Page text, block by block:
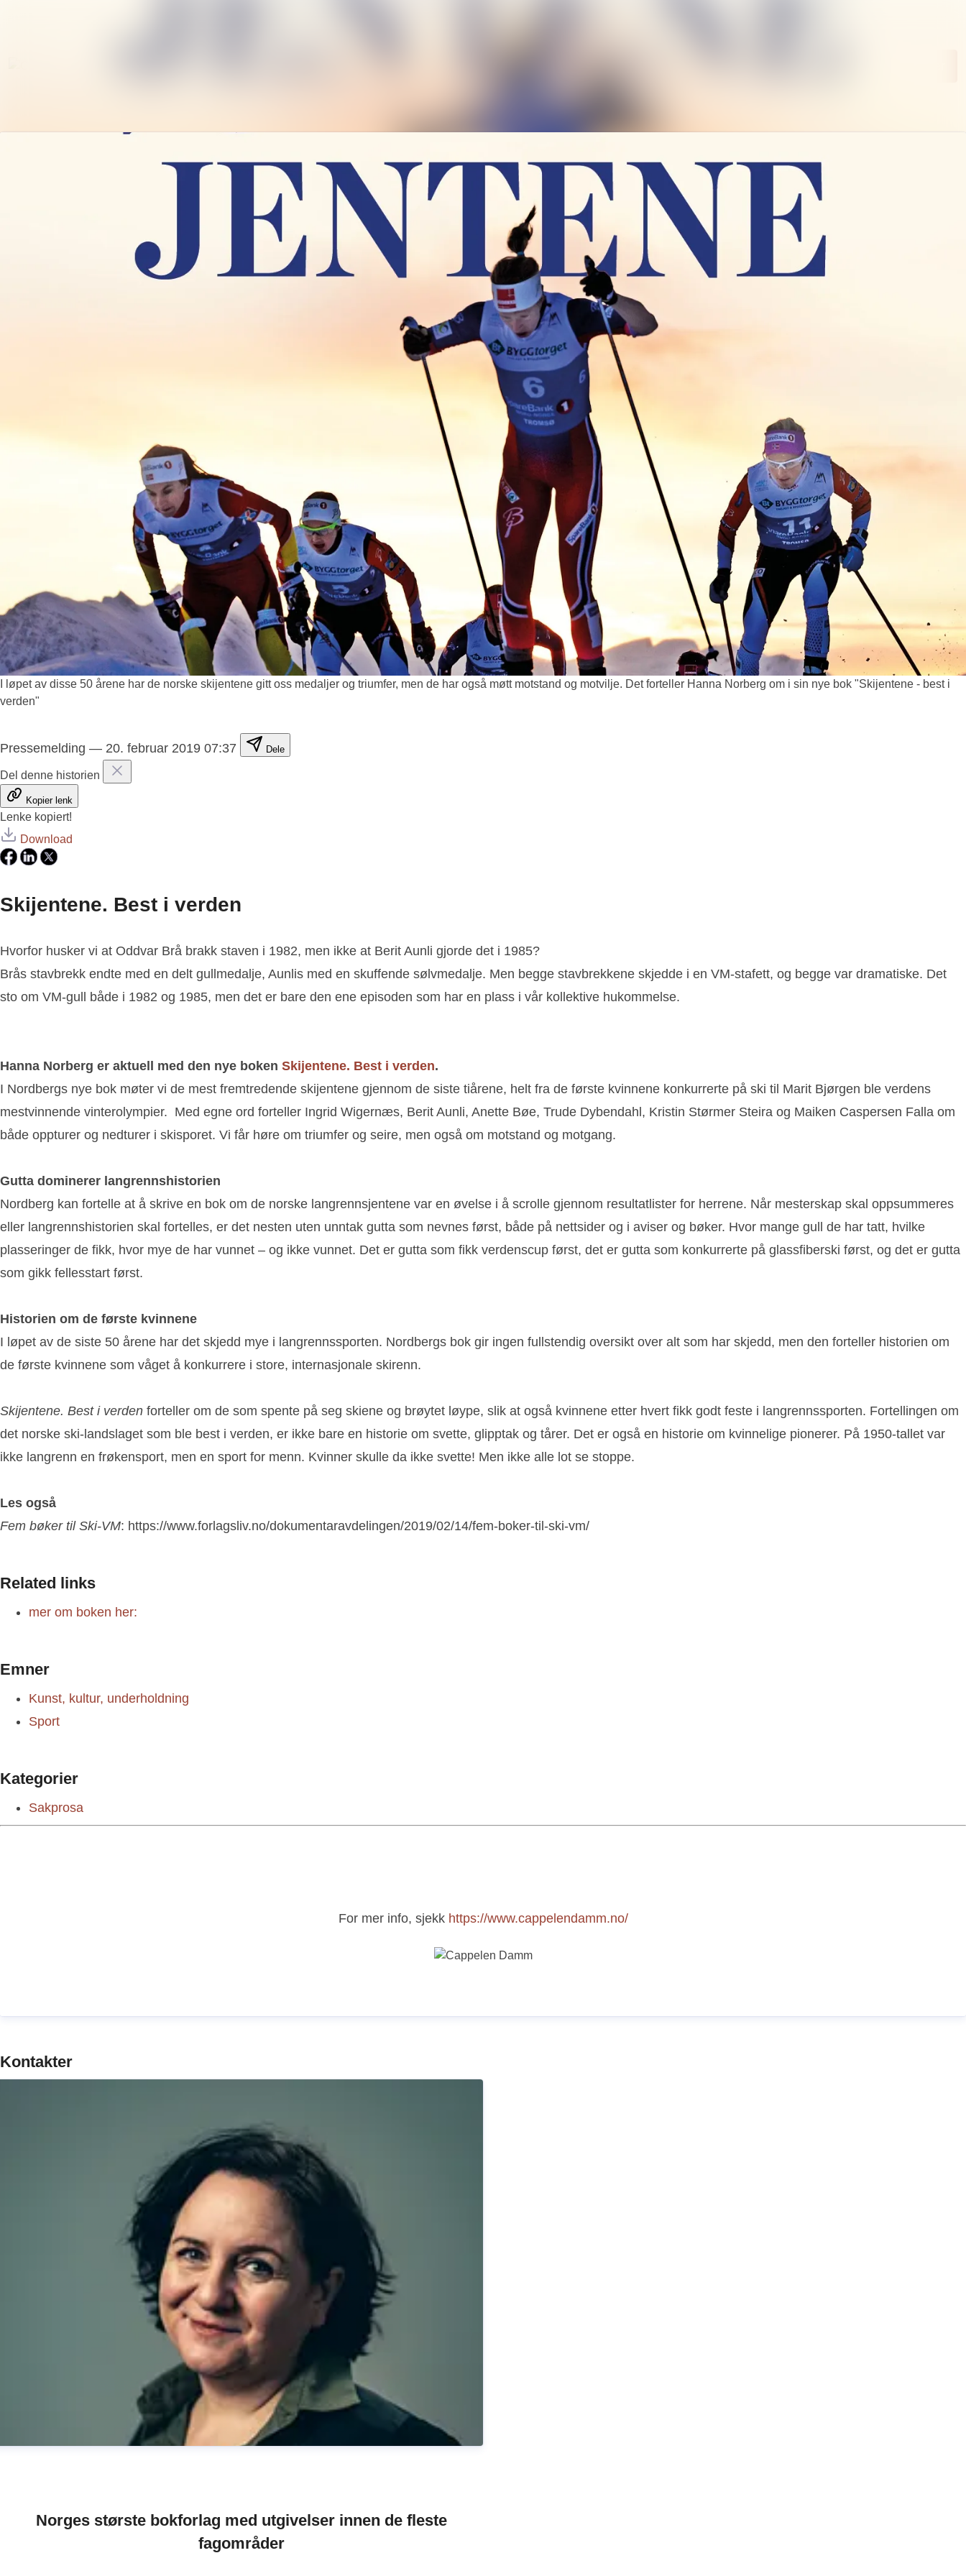
I løpet av disse 50 årene har de norske skijentene gitt oss medaljer og triumfer, men de har også møtt motstand og motvilje. Det forteller Hanna Norberg om i sin nye bok "Skijentene - best i
verden"
Pressemelding — 20. februar 2019 07:37 Dele
Del denne historien
Kopier lenk
Lenke kopiert!
Download
Skijentene. Best i verden
Hvorfor husker vi at Oddvar Brå brakk staven i 1982, men ikke at Berit Aunli gjorde det i 1985?
Brås stavbrekk endte med en delt gullmedalje, Aunlis med en skuffende sølvmedalje. Men begge stavbrekkene skjedde i en VM-stafett, og begge var dramatiske. Det
sto om VM-gull både i 1982 og 1985, men det er bare den ene episoden som har en plass i vår kollektive hukommelse.
Hanna Norberg er aktuell med den nye boken Skijentene. Best i verden.
I Nordbergs nye bok møter vi de mest fremtredende skijentene gjennom de siste tiårene, helt fra de første kvinnene konkurrerte på ski til Marit Bjørgen ble verdens
mestvinnende vinterolympier. Med egne ord forteller Ingrid Wigernæs, Berit Aunli, Anette Bøe, Trude Dybendahl, Kristin Størmer Steira og Maiken Caspersen Falla om
både oppturer og nedturer i skisporet. Vi får høre om triumfer og seire, men også om motstand og motgang.
Gutta dominerer langrennshistorien
Nordberg kan fortelle at å skrive en bok om de norske langrennsjentene var en øvelse i å scrolle gjennom resultatlister for herrene. Når mesterskap skal oppsummeres
eller langrennshistorien skal fortelles, er det nesten uten unntak gutta som nevnes først, både på nettsider og i aviser og bøker. Hvor mange gull de har tatt, hvilke
plasseringer de fikk, hvor mye de har vunnet – og ikke vunnet. Det er gutta som fikk verdenscup først, det er gutta som konkurrerte på glassfiberski først, og det er gutta
som gikk fellesstart først.
Historien om de første kvinnene
I løpet av de siste 50 årene har det skjedd mye i langrennssporten. Nordbergs bok gir ingen fullstendig oversikt over alt som har skjedd, men den forteller historien om
de første kvinnene som våget å konkurrere i store, internasjonale skirenn.
Skijentene. Best i verden forteller om de som spente på seg skiene og brøytet løype, slik at også kvinnene etter hvert fikk godt feste i langrennssporten. Fortellingen om
det norske ski-landslaget som ble best i verden, er ikke bare en historie om svette, glipptak og tårer. Det er også en historie om kvinnelige pionerer. På 1950-tallet var
ikke langrenn en frøkensport, men en sport for menn. Kvinner skulle da ikke svette! Men ikke alle lot se stoppe.
Les også
Fem bøker til Ski-VM: https://www.forlagsliv.no/dokumentaravdelingen/2019/02/14/fem-boker-til-ski-vm/
Related links
mer om boken her:
Emner
Kunst, kultur, underholdning
Sport
Kategorier
Sakprosa
For mer info, sjekk https://www.cappelendamm.no/
Kontakter
Norges største bokforlag med utgivelser innen de fleste
fagområder